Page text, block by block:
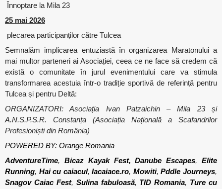
Înnoptare la Mila 23
25 mai 2026
plecarea participanților către Tulcea
Semnalăm implicarea entuziastă în organizarea Maratonului a
mai multor parteneri ai Asociației, ceea ce ne face să credem că
există o comunitate în jurul evenimentului care va stimula
transformarea acestuia într-o tradiție sportivă de referință pentru
Tulcea și pentru Deltă:
ORGANIZATORI: Asociația Ivan Patzaichin – Mila 23 și
A.N.S.P.S.R. Constanța (Asociația Națională a Scafandrilor
Profesioniști din România)
POWERED BY: Orange Romania
AdventureTime, Bicaz Kayak Fest, Danube Escapes,Elite
Running, Hai cu caiacul,Iacaiace.ro, Mowiti,Pddle Journeys,
Snagov Caiac Fest, Sulina fabuloasă, TID Romania, Ture cu